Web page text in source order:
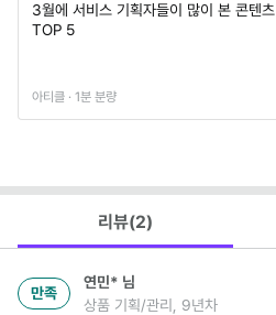
3월에 서비스 기획자들이 많이 본 콘텐츠
TOP 5
아티클 · 1분 분량
리뷰(2)
만족
연민* 님
상품 기획/관리, 9년차